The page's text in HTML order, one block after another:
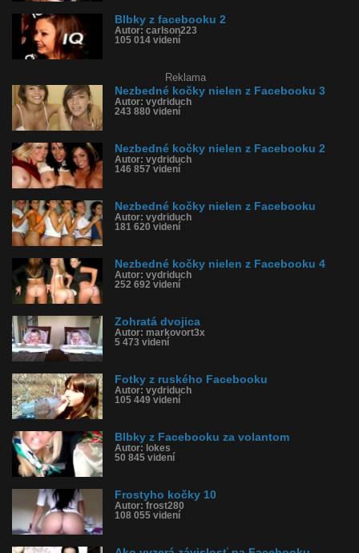
Blbky z facebooku 2
Autor: carlson223
105 014 videní
Reklama
Nezbedné kočky nielen z Facebooku 3
Autor: vydriduch
243 880 videní
Nezbedné kočky nielen z Facebooku 2
Autor: vydriduch
146 857 videní
Nezbedné kočky nielen z Facebooku
Autor: vydriduch
181 620 videní
Nezbedné kočky nielen z Facebooku 4
Autor: vydriduch
252 692 videní
Zohratá dvojica
Autor: markovort3x
5 473 videní
Fotky z ruského Facebooku
Autor: vydriduch
105 449 videní
Blbky z Facebooku za volantom
Autor: lokes
50 845 videní
Frostyho kočky 10
Autor: frost280
108 055 videní